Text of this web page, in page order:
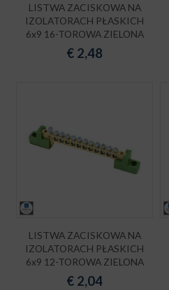
LISTWA ZACISKOWA NA
IZOLATORACH PŁASKICH
6x9 16-TOROWA ZIELONA
€ 2,48
LISTWA ZACISKOWA NA
IZOLATORACH PŁASKICH
6x9 12-TOROWA ZIELONA
€ 2,04